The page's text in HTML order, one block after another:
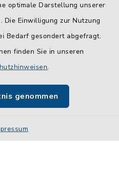
optimale Darstellung unserer
Die Einwilligung zur Nutzung
Bedarf gesondert abgefragt.
finden Sie in unseren
.
genommen